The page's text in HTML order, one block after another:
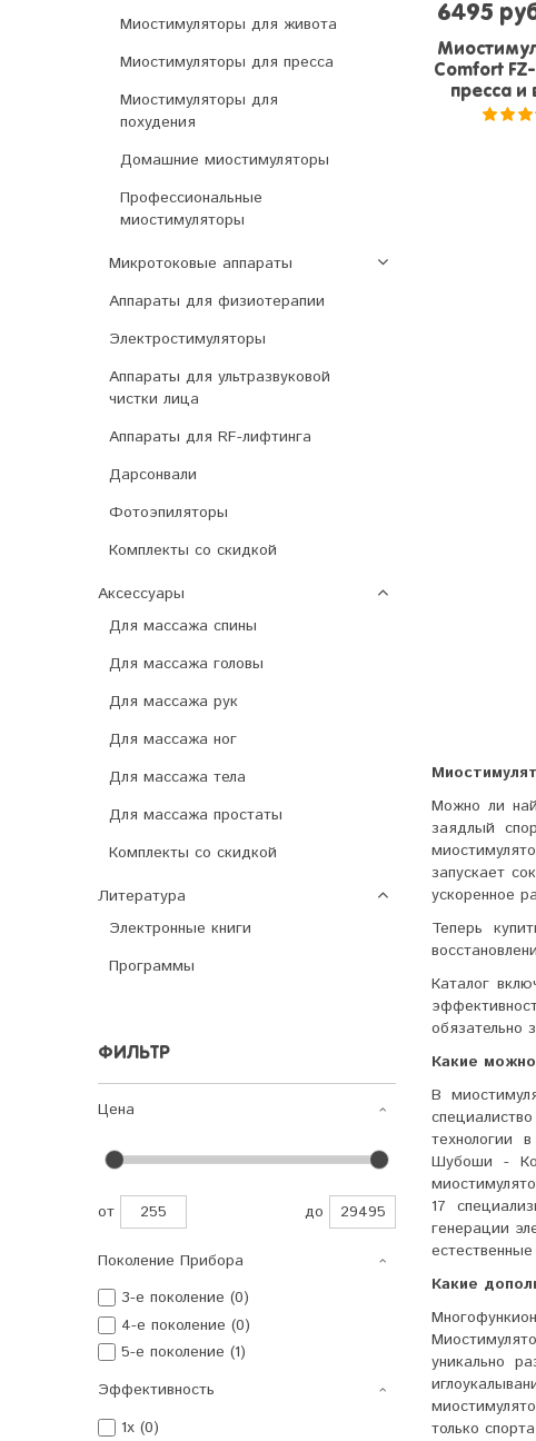
Миостимуляторы для живота
Миостимуляторы для пресса
Миостимуляторы для
похудения
Домашние миостимуляторы
Профессиональные
миостимуляторы
Микротоковые аппараты
Аппараты для физиотерапии
Электростимуляторы
Аппараты для ультразвуковой
чистки лица
Аппараты для RF-лифтинга
Дарсонвали
Фотоэпиляторы
Комплекты со скидкой
Аксессуары
Для массажа спины
Для массажа головы
Для массажа рук
Для массажа ног
Для массажа тела
Для массажа простаты
Комплекты со скидкой
Литература
Электронные книги
Программы
ФИЛЬТР
Цена
от до
Поколение Прибора
3-е поколение (0)
4-е поколение (0)
5-е поколение (1)
Эффективность
1x (0)
6495
Comfort
пресса и
Можно ли
заядлый
запускает
ускоренное
Теперь
Каталог
обязательно
Какие
В
технологии
Шубоши -
17
генерации
Какие
уникально
только